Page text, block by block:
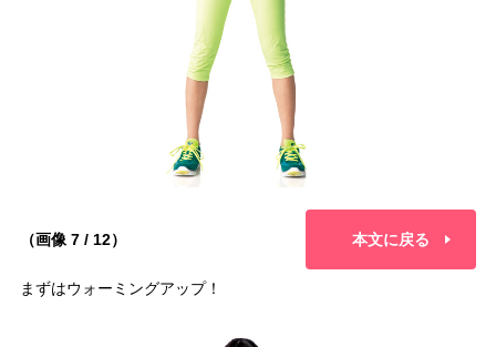
（画像 7 / 12） 本文に戻る
まずはウォーミングアップ！